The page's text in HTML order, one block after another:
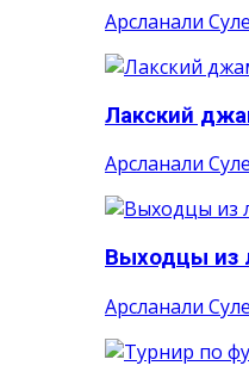
Арсланали
Лакский
Арсланали
Выходцы из
Арсланали